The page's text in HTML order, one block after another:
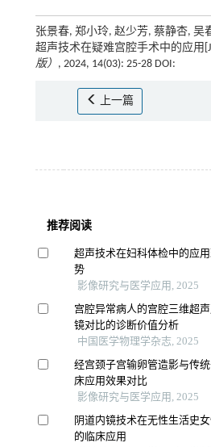
张景春, 郑小玲, 赵少芳, 蔡静杏, 吴
超声技术在疑难宫腔手术中的应用
版） , 2024, 14(03): 25-28 DOI:
上一篇